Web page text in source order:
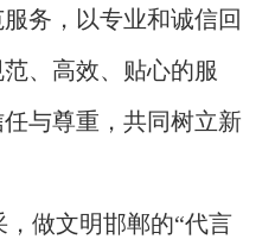
务，以专业和诚信回
、高效、贴心的服
与尊重，共同树立新
做文明邯郸的“代言